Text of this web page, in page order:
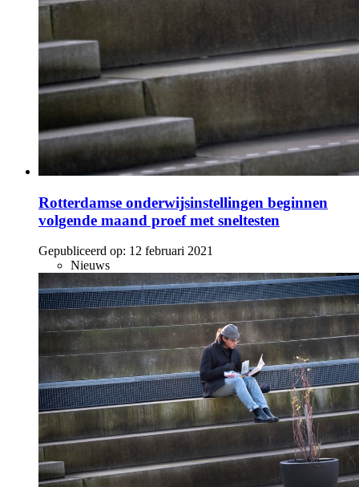
Rotterdamse onderwijsinstellingen beginnen
volgende maand proef met sneltesten
Gepubliceerd op: 12 februari 2021
Nieuws